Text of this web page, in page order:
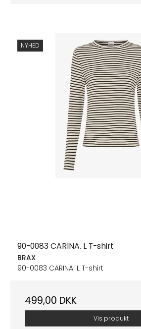
NYHED
90-0083 CARINA. L T-shirt
BRAX
90-0083 CARINA. L T-shirt
499,00 DKK
Vis produkt